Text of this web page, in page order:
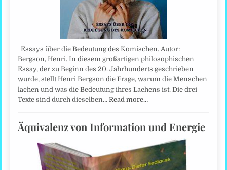
Essays über die Bedeutung des Komischen. Autor:
Bergson, Henri. In diesem großartigen philosophischen
Essay, der zu Beginn des 20. Jahrhunderts geschrieben
wurde, stellt Henri Bergson die Frage, warum die Menschen
lachen und was die Bedeutung ihres Lachens ist. Die drei
Texte sind durch dieselben…Read more…
Äquivalenz von Information und Energie